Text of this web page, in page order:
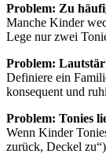
Problem: Zu
Manche Kinder
Lege nur zwei
Problem:
Definiere ein
konsequent und
Problem: Tonies
Wenn Kinder
zurück, Deckel